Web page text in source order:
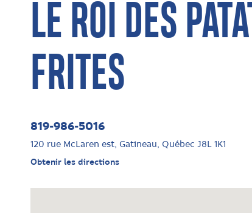
LE ROI DES
FRITES
819-986-5016
120 rue McLaren est, Gatineau, Québec J8L 1K1
Obtenir les directions